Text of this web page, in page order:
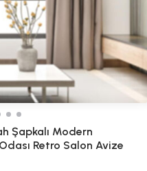
Şapkalı Modern
Retro Salon Avize